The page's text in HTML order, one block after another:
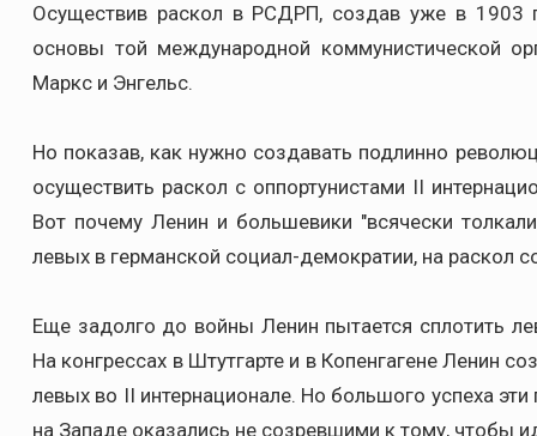
Осуществив раскол в РСДРП, создав уже в 1903
основы той международной коммунистической
Маркс и Энгельс.
Но показав, как нужно создавать подлинно
осуществить раскол с оппортунистами II
Вот почему Ленин и большевики "всячески
левых в германской социал-демократии, на раскол
Еще задолго до войны Ленин пытается сплотить
На конгрессах в Штутгарте и в Копенгагене Ленин
левых во II интернационале. Но большого успеха
на Западе оказались не созревшими к тому, чтобы